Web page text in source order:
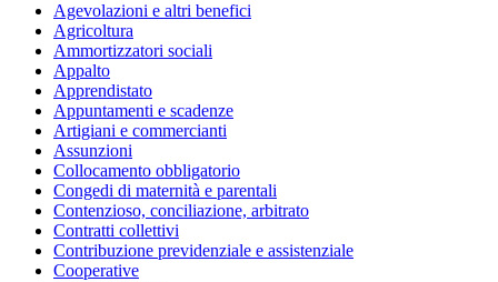
Agevolazioni e altri benefici
Agricoltura
Ammortizzatori sociali
Appalto
Apprendistato
Appuntamenti e scadenze
Artigiani e commercianti
Assunzioni
Collocamento obbligatorio
Congedi di maternità e parentali
Contenzioso, conciliazione, arbitrato
Contratti collettivi
Contribuzione previdenziale e assistenziale
Cooperative